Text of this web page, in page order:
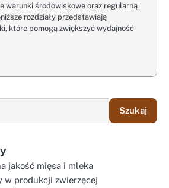
warunki środowiskowe oraz regularną
rozdziały przedstawiają
które pomogą zwiększyć wydajność
Szukaj
jakość mięsa i mleka
w produkcji zwierzęcej